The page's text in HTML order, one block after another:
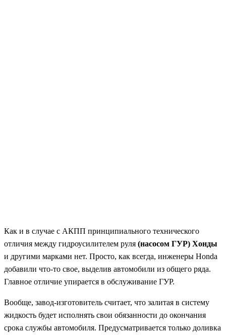
Как и в случае с АКПП принципиального технического
отличия между гидроусилителем руля (насосом ГУР) Хонды
и другими марками нет. Просто, как всегда, инженеры Honda
добавили что-то свое, выделив автомобили из общего ряда.
Главное отличие упирается в обслуживание ГУР.
Вообще, завод-изготовитель считает, что залитая в систему
жидкость будет исполнять свои обязанности до окончания
срока службы автомобиля. Предусматривается только доливка